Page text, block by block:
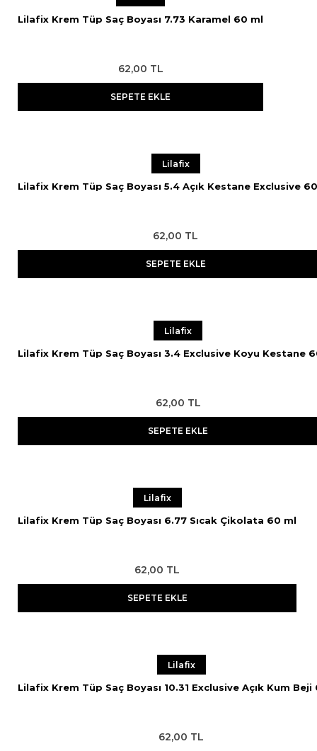
Lilafix Krem Tüp Saç Boyası 7.73 Karamel 60 ml
62,00 TL
SEPETE EKLE
Lilafix
Lilafix Krem Tüp Saç Boyası 5.4 Açık Kestane Exclusive
62,00 TL
SEPETE EKLE
Lilafix
Lilafix Krem Tüp Saç Boyası 3.4 Exclusive Koyu Kestane
62,00 TL
SEPETE EKLE
Lilafix
Lilafix Krem Tüp Saç Boyası 6.77 Sıcak Çikolata 60 ml
62,00 TL
SEPETE EKLE
Lilafix
Lilafix Krem Tüp Saç Boyası 10.31 Exclusive Açık Kum Beji
62,00 TL